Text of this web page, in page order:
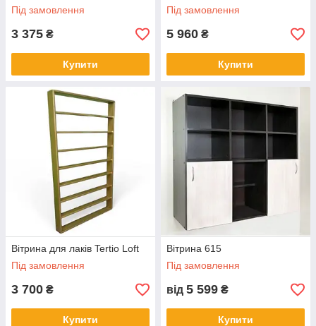
Під замовлення
3 375 ₴
Купити
Під замовлення
5 960 ₴
Купити
Вітрина для лаків Tertio Loft
Під замовлення
3 700 ₴
Купити
Вітрина 615
Під замовлення
від 5 599 ₴
Купити